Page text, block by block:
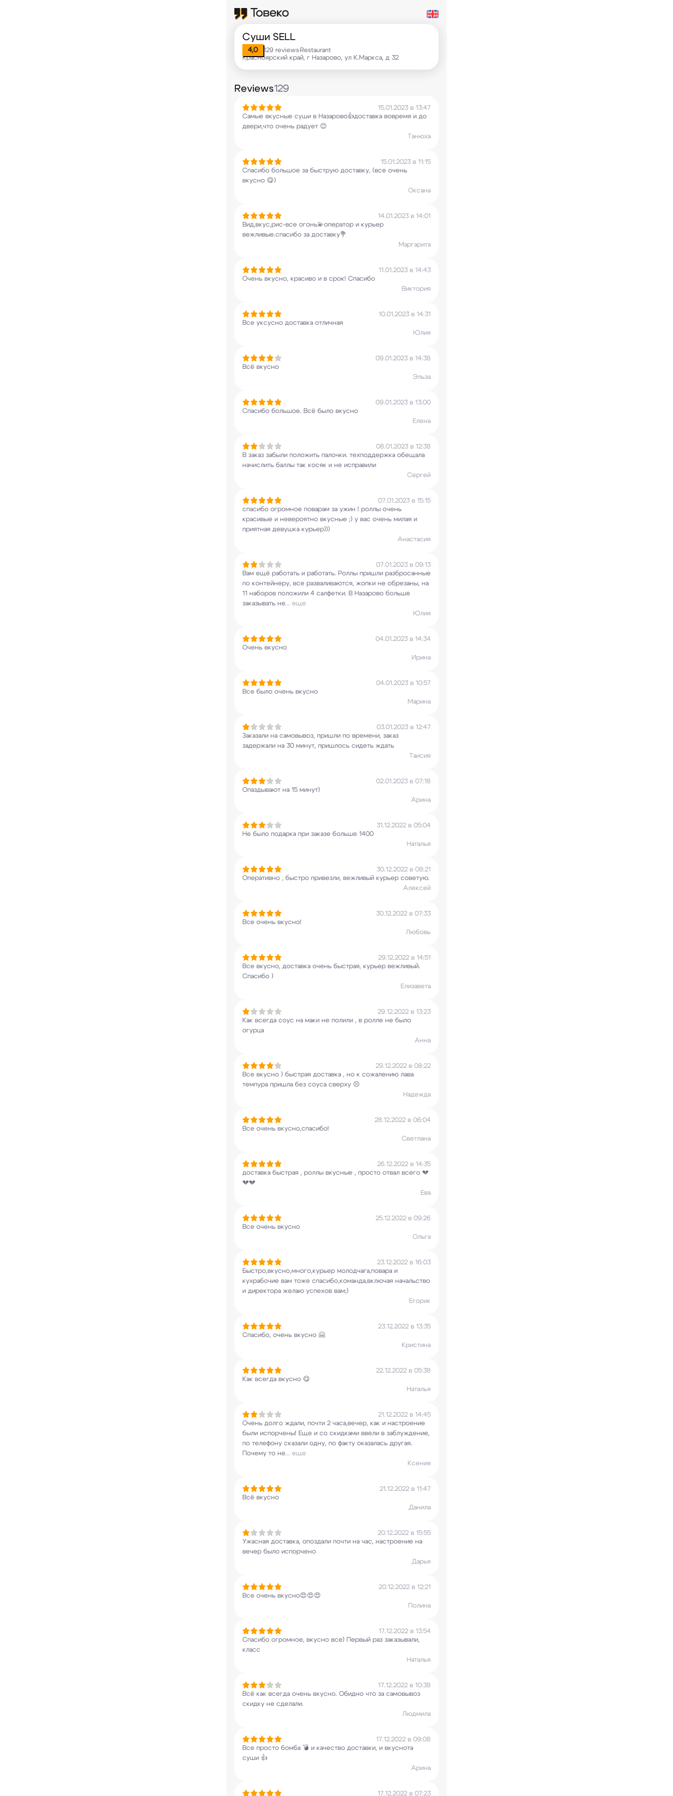
Суши SELL
4,0 129 reviews•Restaurant
Красноярский край, г Назарово, ул К.Маркса, д 32
Reviews129
15.01.2023 в 13:47
Самые вкусные суши в Назарово👍доставка вовремя и до
двери,что очень радует 😊
Танюха
15.01.2023 в 11:15
Спасибо большое за быструю доставку, (все очень
вкусно 😋)
Оксана
14.01.2023 в 14:01
Вид,вкус,рис-все огонь💫оператор и курьер
вежливые.спасибо за доставку💐
Маргарита
11.01.2023 в 14:43
Очень вкусно, красиво и в срок! Спасибо
Виктория
10.01.2023 в 14:31
Все уксусно доставка отличная
Юлия
09.01.2023 в 14:38
Всё вкусно
Эльза
09.01.2023 в 13:00
Спасибо большое. Всё было вкусно
Елена
08.01.2023 в 12:38
В заказ забыли положить палочки. техподдержка обещала
начислить баллы так косяк и не исправили
Сергей
07.01.2023 в 15:15
спасибо огромное поварам за ужин ! роллы очень
красивые и невероятно вкусные ;) у вас очень милая и
приятная девушка курьер)))
Анастасия
07.01.2023 в 09:13
Вам ещё работать и работать. Роллы пришли разбросанные
по контейнеру, все разваливаются, жопки не обрезаны, на
11 наборов положили 4 салфетки. В Назарово больше
заказывать не... еще
Юлия
04.01.2023 в 14:34
Очень вкусно
Ирина
04.01.2023 в 10:57
Все было очень вкусно
Марина
03.01.2023 в 12:47
Заказали на самовывоз, пришли по времени, заказ
задержали на 30 минут, пришлось сидеть ждать
Таисия
02.01.2023 в 07:18
Опаздывают на 15 минут)
Арина
31.12.2022 в 05:04
Не было подарка при заказе больше 1400
Наталья
30.12.2022 в 08:21
Оперативно , быстро привезли, вежливый курьер советую.
Алексей
30.12.2022 в 07:33
Все очень вкусно!
Любовь
29.12.2022 в 14:51
Все вкусно, доставка очень быстрая, курьер вежливый.
Спасибо )
Елизавета
29.12.2022 в 13:23
Как всегда соус на маки не полили , в ролле не было
огурца
Анна
29.12.2022 в 08:22
Все вкусно ) быстрая доставка , но к сожалению лава
темпура пришла без соуса сверху 😣
Надежда
28.12.2022 в 06:04
Все очень вкусно,спасибо!
Светлана
26.12.2022 в 14:35
доставка быстрая , роллы вкусные , просто отвал всего 💔
💔💔
Ева
25.12.2022 в 09:26
Все очень вкусно
Ольга
23.12.2022 в 16:03
Быстро,вкусно,много,курьер молодчага,повара и
кухрабочие вам тоже спасибо,команда,включая начальство
и директора желаю успехов вам;)
Егорик
23.12.2022 в 13:35
Спасибо, очень вкусно 🤗
Кристина
22.12.2022 в 05:38
Как всегда вкусно 😋
Наталья
21.12.2022 в 14:45
Очень долго ждали, почти 2 часа,вечер, как и настроение
были испорчены! Еще и со скидками ввели в заблуждение,
по телефону сказали одну, по факту оказалась другая.
Почему то не... еще
Ксения
21.12.2022 в 11:47
Всё вкусно
Данила
20.12.2022 в 15:55
Ужасная доставка, опоздали почти на час, настроение на
вечер было испорчено
Дарья
20.12.2022 в 12:21
Все очень вкусно😍😍😍
Полина
17.12.2022 в 13:54
Спасибо огромное, вкусно все) Первый раз заказывали,
класс
Наталья
17.12.2022 в 10:38
Всё как всегда очень вкусно. Обидно что за самовывоз
скидку не сделали.
Людмила
17.12.2022 в 09:08
Все просто бомба 💣 и качество доставки, и вкуснота
суши 👍
Арина
17.12.2022 в 07:23